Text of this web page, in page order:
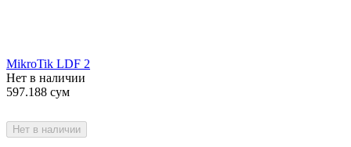
MikroTik LDF 2
Нет в наличии
597.188 сум
Нет в наличии